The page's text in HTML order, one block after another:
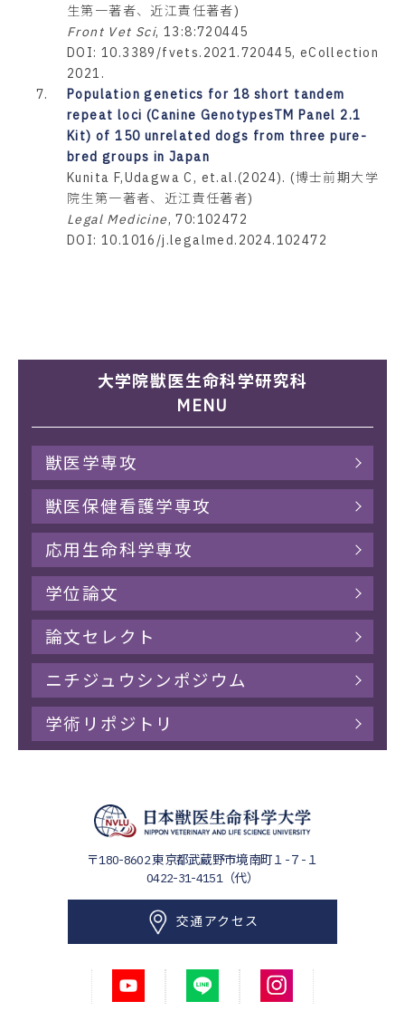
生第一著者、近江責任著者)
Front Vet Sci, 13:8:720445
DOI: 10.3389/fvets.2021.720445, eCollection
2021.
7.
Population genetics for 18 short tandem
repeat loci (Canine GenotypesTM Panel 2.1
Kit) of 150 unrelated dogs from three pure-
bred groups in Japan
Kunita F,Udagwa C, et.al.(2024). (博士前期大学
院生第一著者、近江責任著者)
Legal Medicine, 70:102472
DOI: 10.1016/j.legalmed.2024.102472
大学院獣医生命科学研究科
MENU
獣医学専攻
獣医保健看護学専攻
応用生命科学専攻
学位論文
論文セレクト
ニチジュウシンポジウム
学術リポジトリ
〒180-8602東京都武蔵野市境南町１-７-１
0422-31-4151（代）
交通アクセス